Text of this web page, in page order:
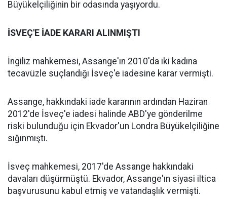
Büyükelçiliğinin bir odasında yaşıyordu.
İSVEÇ'E İADE KARARI ALINMIŞTI
İngiliz mahkemesi, Assange'ın 2010'da iki kadına
tecavüzle suçlandığı İsveç'e iadesine karar vermişti.
Assange, hakkındaki iade kararının ardından Haziran
2012'de İsveç'e iadesi halinde ABD'ye gönderilme
riski bulunduğu için Ekvador'un Londra Büyükelçiliğine
sığınmıştı.
İsveç mahkemesi, 2017'de Assange hakkındaki
davaları düşürmüştü. Ekvador, Assange'ın siyasi iltica
başvurusunu kabul etmiş ve vatandaşlık vermişti.